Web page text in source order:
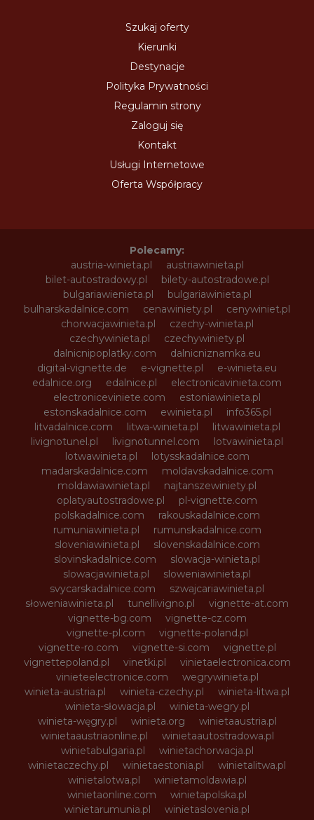
Szukaj oferty
Kierunki
Destynacje
Polityka Prywatności
Regulamin strony
Zaloguj się
Kontakt
Usługi Internetowe
Oferta Współpracy
Polecamy:
austria-winieta.pl
austriawinieta.pl
bilet-autostradowy.pl
bilety-autostradowe.pl
bulgariawienieta.pl
bulgariawinieta.pl
bulharskadalnice.com
cenawiniety.pl
cenywiniet.pl
chorwacjawinieta.pl
czechy-winieta.pl
czechywinieta.pl
czechywiniety.pl
dalnicnipoplatky.com
dalnicniznamka.eu
digital-vignette.de
e-vignette.pl
e-winieta.eu
edalnice.org
edalnice.pl
electronicavinieta.com
electroniceviniete.com
estoniawinieta.pl
estonskadalnice.com
ewinieta.pl
info365.pl
litvadalnice.com
litwa-winieta.pl
litwawinieta.pl
livignotunel.pl
livignotunnel.com
lotvawinieta.pl
lotwawinieta.pl
lotysskadalnice.com
madarskadalnice.com
moldavskadalnice.com
moldawiawinieta.pl
najtanszewiniety.pl
oplatyautostradowe.pl
pl-vignette.com
polskadalnice.com
rakouskadalnice.com
rumuniawinieta.pl
rumunskadalnice.com
sloveniawinieta.pl
slovenskadalnice.com
slovinskadalnice.com
slowacja-winieta.pl
slowacjawinieta.pl
sloweniawinieta.pl
svycarskadalnice.com
szwajcariawinieta.pl
słoweniawinieta.pl
tunellivigno.pl
vignette-at.com
vignette-bg.com
vignette-cz.com
vignette-pl.com
vignette-poland.pl
vignette-ro.com
vignette-si.com
vignette.pl
vignettepoland.pl
vinetki.pl
vinietaelectronica.com
vinieteelectronice.com
wegrywinieta.pl
winieta-austria.pl
winieta-czechy.pl
winieta-litwa.pl
winieta-słowacja.pl
winieta-wegry.pl
winieta-węgry.pl
winieta.org
winietaaustria.pl
winietaaustriaonline.pl
winietaautostradowa.pl
winietabulgaria.pl
winietachorwacja.pl
winietaczechy.pl
winietaestonia.pl
winietalitwa.pl
winietalotwa.pl
winietamoldawia.pl
winietaonline.com
winietapolska.pl
winietarumunia.pl
winietaslovenia.pl